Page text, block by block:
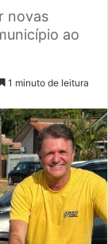
novas
ao
1 minuto de leitura